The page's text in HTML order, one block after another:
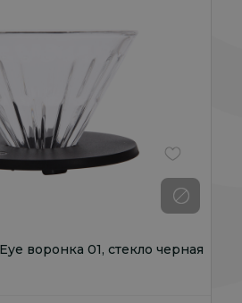
воронка 01, стекло черная
В